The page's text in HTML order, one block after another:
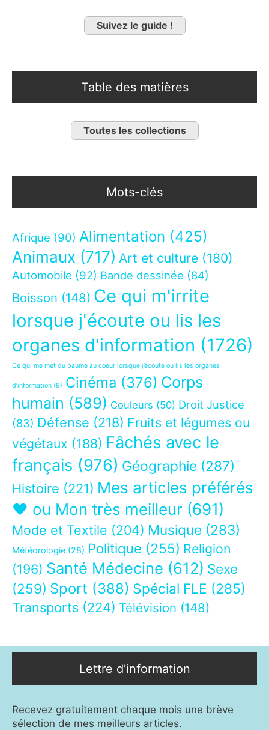
Suivez le guide !
Table des matières
Toutes les collections
Mots-clés
Afrique (90) Alimentation (425)
Animaux (717) Art et culture (180)
Automobile (92) Bande dessinée (84)
Boisson (148) Ce qui m'irrite
lorsque j'écoute ou lis les
organes d'information (1726)
Ce qui me met du baume au coeur lorsque j’écoute ou lis les organes
d’information (9) Cinéma (376) Corps
humain (589) Couleurs (50) Droit Justice
(83) Défense (218) Fruits et légumes ou
végétaux (188) Fâchés avec le
français (976) Géographie (287)
Histoire (221) Mes articles préférés
❤ ou Mon très meilleur (691)
Mode et Textile (204) Musique (283)
Météorologie (28) Politique (255) Religion
(196) Santé Médecine (612) Sexe
(259) Sport (388) Spécial FLE (285)
Transports (224) Télévision (148)
Lettre d’information
Recevez gratuitement chaque mois une brève
sélection de mes meilleurs articles.